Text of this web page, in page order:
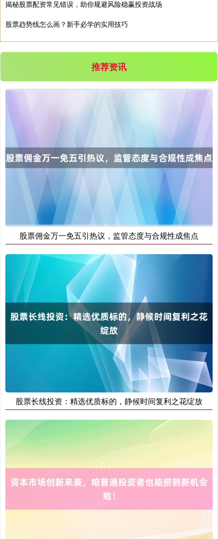
4694.44 +43.13
北证50 1134.24 +11.37 +1.01%
创业板指 3563.12 +47.56
7242.10 +12.30 +0.17%
国债指数 229.69 +0.10 +0.04%
揭秘股票配资常见错误，助你规避风险稳赢投资战场
股票趋势线怎么画？新手必学的实用技巧
推荐资讯
股票佣金万一免五引热议，监管态度与合规性成焦点
股票长线投资：精选优质标的，静候时间复利之花绽放